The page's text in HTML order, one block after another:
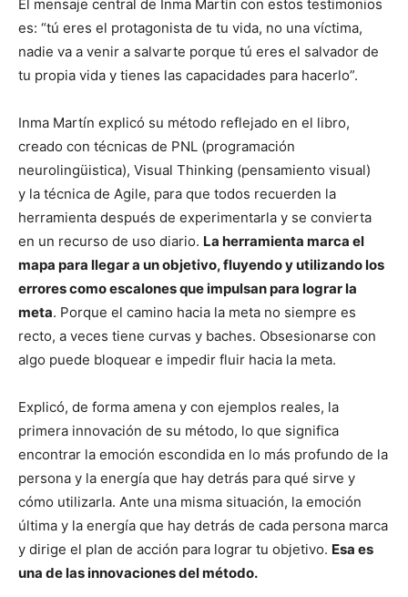
El mensaje central de Inma Martín con estos testimonios
es: “tú eres el protagonista de tu vida, no una víctima,
nadie va a venir a salvarte porque tú eres el salvador de
tu propia vida y tienes las capacidades para hacerlo”.
Inma Martín explicó su método reflejado en el libro,
creado con técnicas de PNL (programación
neurolingüistica), Visual Thinking (pensamiento visual)
y la técnica de Agile, para que todos recuerden la
herramienta después de experimentarla y se convierta
en un recurso de uso diario. La herramienta marca el
mapa para llegar a un objetivo, fluyendo y utilizando los
errores como escalones que impulsan para lograr la
meta. Porque el camino hacia la meta no siempre es
recto, a veces tiene curvas y baches. Obsesionarse con
algo puede bloquear e impedir fluir hacia la meta.
Explicó, de forma amena y con ejemplos reales, la
primera innovación de su método, lo que significa
encontrar la emoción escondida en lo más profundo de la
persona y la energía que hay detrás para qué sirve y
cómo utilizarla. Ante una misma situación, la emoción
última y la energía que hay detrás de cada persona marca
y dirige el plan de acción para lograr tu objetivo. Esa es
una de las innovaciones del método.